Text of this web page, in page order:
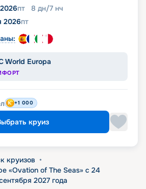
пт 8 дн/7 нч
2026пт
World Europa
+1 000
круиз
круизов •
«Ovation of The Seas» с 24
2027 года